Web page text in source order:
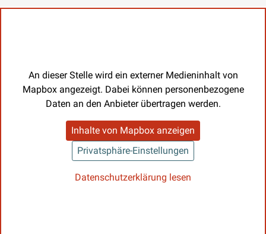
An dieser Stelle wird ein externer Medieninhalt von
Mapbox angezeigt. Dabei können personenbezogene
Daten an den Anbieter übertragen werden.
Inhalte von Mapbox anzeigen
Privatsphäre-Einstellungen
Datenschutzerklärung lesen